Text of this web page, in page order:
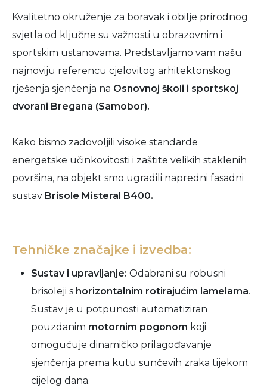
Kvalitetno okruženje za boravak i obilje prirodnog
svjetla od ključne su važnosti u obrazovnim i
sportskim ustanovama. Predstavljamo vam našu
najnoviju referencu cjelovitog arhitektonskog
rješenja sjenčenja na Osnovnoj školi i sportskoj
dvorani Bregana (Samobor).
Kako bismo zadovoljili visoke standarde
energetske učinkovitosti i zaštite velikih staklenih
površina, na objekt smo ugradili napredni fasadni
sustav Brisole Misteral B400.
Tehničke značajke i izvedba:
Sustav i upravljanje: Odabrani su robusni
brisoleji s horizontalnim rotirajućim lamelama.
Sustav je u potpunosti automatiziran
pouzdanim motornim pogonom koji
omogućuje dinamičko prilagođavanje
sjenčenja prema kutu sunčevih zraka tijekom
cijelog dana.